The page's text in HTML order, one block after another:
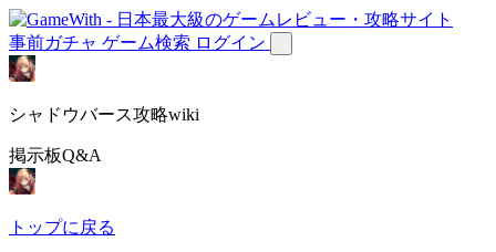
事前ガチャ ゲーム検索 ログイン
シャドウバース攻略wiki
掲示板Q&A
トップに戻る